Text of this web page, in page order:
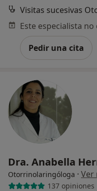
Visitas sucesivas
Pedir una cita
Dra. Anabella
Otorrinolaringóloga · Ver
137 opiniones